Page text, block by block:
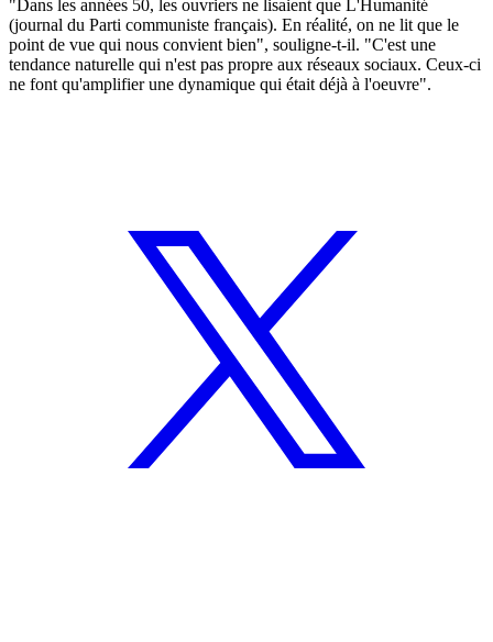
"Dans les années 50, les ouvriers ne lisaient que L'Humanité
(journal du Parti communiste français). En réalité, on ne lit que le
point de vue qui nous convient bien", souligne-t-il. "C'est une
tendance naturelle qui n'est pas propre aux réseaux sociaux. Ceux-ci
ne font qu'amplifier une dynamique qui était déjà à l'oeuvre".